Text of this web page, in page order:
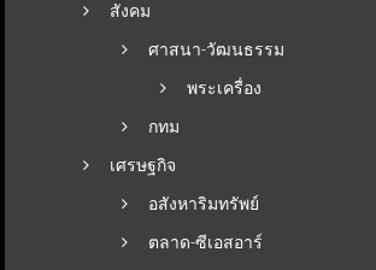
สังคม
ศาสนา-วัฒนธรรม
พระเครื่อง
กทม
เศรษฐกิจ
อสังหาริมทรัพย์
ตลาด-ซีเอสอาร์